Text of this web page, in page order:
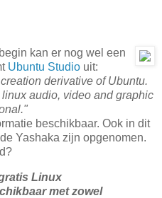
kan er nog wel een
Ubuntu Studio uit:
derivative of Ubuntu.
audio, video and graphic
beschikbaar. Ook in dit
Yashaka zijn opgenomen.
Linux
met zowel